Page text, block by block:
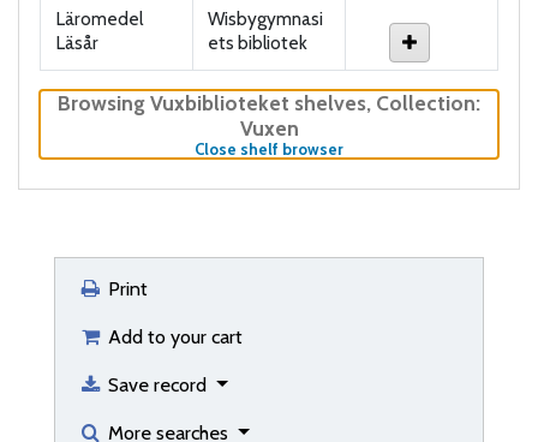
Läromedel
Läsår
Wisbygymnasi
ets bibliotek
Browsing Vuxbiblioteket shelves, Collection:
Vuxen
Close shelf browser(Hides shelf browser)
Print
Add to your cart
Save record
More searches